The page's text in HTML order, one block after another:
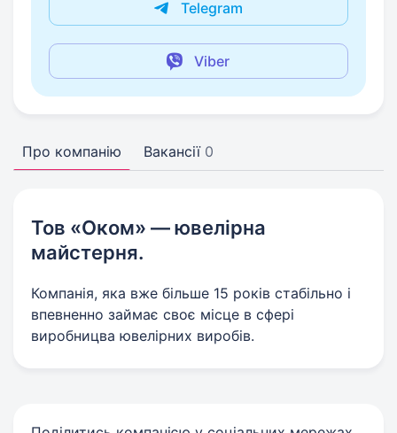
Telegram
Viber
Про компанію Вакансії 0
Тов «Оком» — ювелірна
майстерня.
Компанія, яка вже більше 15 років стабільно і
впевненно займає своє місце в сфері
виробницва ювелірних виробів.